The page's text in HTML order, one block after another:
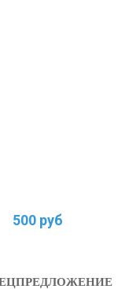
500 руб